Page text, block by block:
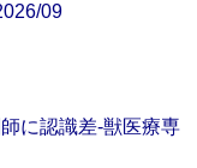
09
に認識差‐獣医療専